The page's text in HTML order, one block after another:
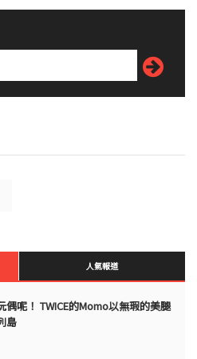
人氣報道
偶呢！ TWICE的Momo以無瑕的美腿
島